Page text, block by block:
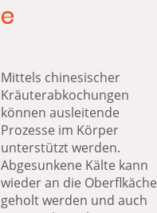
e
Mittels chinesischer
Kräuterabkochungen
können ausleitende
Prozesse im Körper
unterstützt werden.
Abgesunkene Kälte kann
wieder an die Oberflkäche
geholt werden und auch